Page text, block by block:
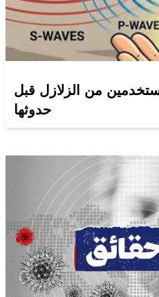
من الزلازل قبل
حدوثها